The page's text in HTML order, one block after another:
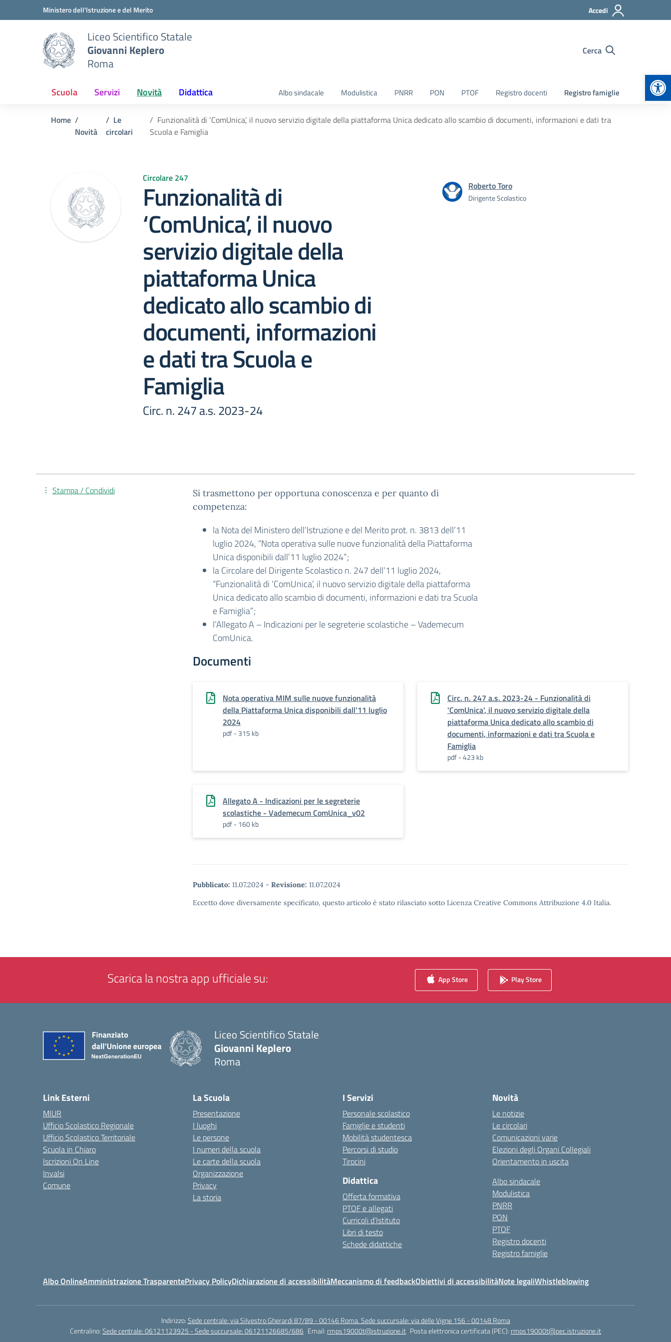
Vai ai contenuti
Vai al menu di navigazioneMinistero dell'Istruzione e del Merito Accedi
Liceo Scientifico Statale
Giovanni Keplero
Roma
Cerca
Scuola Servizi Novità Didattica Albo sindacale Modulistica PNRR PON PTOF Registro docenti Registro famiglie
Home
Novità
Le
circolari
Funzionalità di ‘ComUnica’, il nuovo servizio digitale della piattaforma Unica dedicato allo scambio di documenti, informazioni e dati tra
Scuola e Famiglia
Circolare 247
Funzionalità di
‘ComUnica’, il nuovo
servizio digitale della
piattaforma Unica
dedicato allo scambio di
documenti, informazioni
e dati tra Scuola e
Famiglia
Circ. n. 247 a.s. 2023-24
Roberto Toro
Dirigente Scolastico
Si trasmettono per opportuna conoscenza e per quanto di
competenza:
la Nota del Ministero dell’Istruzione e del Merito prot. n. 3813 dell’11
luglio 2024, “Nota operativa sulle nuove funzionalità della Piattaforma
Unica disponibili dall’11 luglio 2024”;
la Circolare del Dirigente Scolastico n. 247 dell’11 luglio 2024,
“Funzionalità di ‘ComUnica’, il nuovo servizio digitale della piattaforma
Unica dedicato allo scambio di documenti, informazioni e dati tra Scuola
e Famiglia”;
l’Allegato A – Indicazioni per le segreterie scolastiche – Vademecum
ComUnica.
Documenti
Nota operativa MIM sulle nuove funzionalità
della Piattaforma Unica disponibili dall’11 luglio
2024
pdf - 315 kb
Circ. n. 247 a.s. 2023-24 - Funzionalità di
'ComUnica', il nuovo servizio digitale della
piattaforma Unica dedicato allo scambio di
documenti, informazioni e dati tra Scuola e
Famiglia
pdf - 423 kb
Allegato A - Indicazioni per le segreterie
scolastiche - Vademecum ComUnica_v02
pdf - 160 kb
Pubblicato: 11.07.2024 - Revisione: 11.07.2024
Eccetto dove diversamente specificato, questo articolo è stato rilasciato sotto Licenza Creative Commons Attribuzione 4.0 Italia.
Stampa / Condividi
Scarica la nostra app ufficiale su: App Store Play Store
Liceo Scientifico Statale
Giovanni Keplero
Roma
Link Esterni
MIUR
Ufficio Scolastico Regionale
Ufficio Scolastico Territoriale
Scuola in Chiaro
Iscrizioni On Line
Invalsi
Comune
La Scuola
Presentazione
I luoghi
Le persone
I numeri della scuola
Le carte della scuola
Organizzazione
Privacy
La storia
I Servizi
Personale scolastico
Famiglie e studenti
Mobilità studentesca
Percorsi di studio
Tirocini
Didattica
Offerta formativa
PTOF e allegati
Curricoli d’Istituto
Libri di testo
Schede didattiche
Novità
Le notizie
Le circolari
Comunicazioni varie
Elezioni degli Organi Collegiali
Orientamento in uscita
Albo sindacale
Modulistica
PNRR
PON
PTOF
Registro docenti
Registro famiglie
Albo OnlineAmministrazione TrasparentePrivacy PolicyDichiarazione di accessibilitàMeccanismo di feedbackObiettivi di accessibilitàNote legaliWhistleblowing
Indirizzo:Sede centrale: via Silvestro Gherardi 87/89 - 00146 Roma. Sede succursale: via delle Vigne 156 - 00148 Roma
Centralino:Sede centrale: 06121123925 - Sede succursale: 06121126685/686 Email: rmps19000t@istruzione.it Posta elettronica certificata (PEC): rmps19000t@pec.istruzione.it